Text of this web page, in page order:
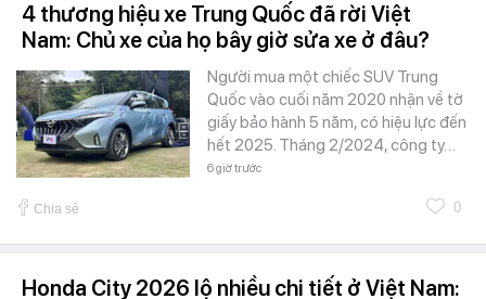
4 thương hiệu xe Trung Quốc đã rời Việt
Nam: Chủ xe của họ bây giờ sửa xe ở đâu?
Người mua một chiếc SUV Trung
Quốc vào cuối năm 2020 nhận về tờ
giấy bảo hành 5 năm, có hiệu lực đến
hết 2025. Tháng 2/2024, công ty…
6 giờ trước
Chia sẻ 0
Honda City 2026 lộ nhiều chi tiết ở Việt Nam: